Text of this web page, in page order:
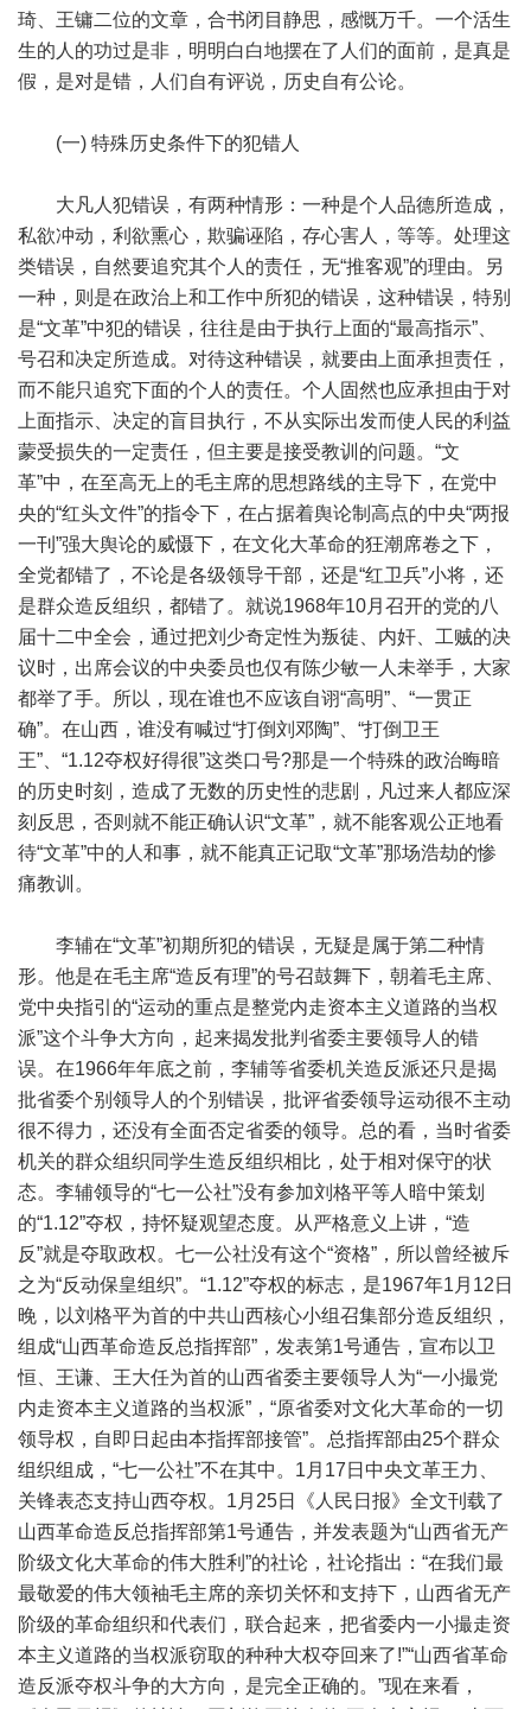
琦、王镛二位的文章，合书闭目静思，感慨万千。一个活生
生的人的功过是非，明明白白地摆在了人们的面前，是真是
假，是对是错，人们自有评说，历史自有公论。
(一) 特殊历史条件下的犯错人
大凡人犯错误，有两种情形：一种是个人品德所造成，
私欲冲动，利欲熏心，欺骗诬陷，存心害人，等等。处理这
类错误，自然要追究其个人的责任，无“推客观”的理由。另
一种，则是在政治上和工作中所犯的错误，这种错误，特别
是“文革”中犯的错误，往往是由于执行上面的“最高指示”、
号召和决定所造成。对待这种错误，就要由上面承担责任，
而不能只追究下面的个人的责任。个人固然也应承担由于对
上面指示、决定的盲目执行，不从实际出发而使人民的利益
蒙受损失的一定责任，但主要是接受教训的问题。“文
革”中，在至高无上的毛主席的思想路线的主导下，在党中
央的“红头文件”的指令下，在占据着舆论制高点的中央“两报
一刊”强大舆论的威慑下，在文化大革命的狂潮席卷之下，
全党都错了，不论是各级领导干部，还是“红卫兵”小将，还
是群众造反组织，都错了。就说1968年10月召开的党的八
届十二中全会，通过把刘少奇定性为叛徒、内奸、工贼的决
议时，出席会议的中央委员也仅有陈少敏一人未举手，大家
都举了手。所以，现在谁也不应该自诩“高明”、“一贯正
确”。在山西，谁没有喊过“打倒刘邓陶”、“打倒卫王
王”、“1.12夺权好得很”这类口号?那是一个特殊的政治晦暗
的历史时刻，造成了无数的历史性的悲剧，凡过来人都应深
刻反思，否则就不能正确认识“文革”，就不能客观公正地看
待“文革”中的人和事，就不能真正记取“文革”那场浩劫的惨
痛教训。
李辅在“文革”初期所犯的错误，无疑是属于第二种情
形。他是在毛主席“造反有理”的号召鼓舞下，朝着毛主席、
党中央指引的“运动的重点是整党内走资本主义道路的当权
派”这个斗争大方向，起来揭发批判省委主要领导人的错
误。在1966年年底之前，李辅等省委机关造反派还只是揭
批省委个别领导人的个别错误，批评省委领导运动很不主动
很不得力，还没有全面否定省委的领导。总的看，当时省委
机关的群众组织同学生造反组织相比，处于相对保守的状
态。李辅领导的“七一公社”没有参加刘格平等人暗中策划
的“1.12”夺权，持怀疑观望态度。从严格意义上讲，“造
反”就是夺取政权。七一公社没有这个“资格”，所以曾经被斥
之为“反动保皇组织”。“1.12”夺权的标志，是1967年1月12日
晚，以刘格平为首的中共山西核心小组召集部分造反组织，
组成“山西革命造反总指挥部”，发表第1号通告，宣布以卫
恒、王谦、王大任为首的山西省委主要领导人为“一小撮党
内走资本主义道路的当权派”，“原省委对文化大革命的一切
领导权，自即日起由本指挥部接管”。总指挥部由25个群众
组织组成，“七一公社”不在其中。1月17日中央文革王力、
关锋表态支持山西夺权。1月25日《人民日报》全文刊载了
山西革命造反总指挥部第1号通告，并发表题为“山西省无产
阶级文化大革命的伟大胜利”的社论，社论指出：“在我们最
最敬爱的伟大领袖毛主席的亲切关怀和支持下，山西省无产
阶级的革命组织和代表们，联合起来，把省委内一小撮走资
本主义道路的当权派窃取的种种大权夺回来了!”“山西省革命
造反派夺权斗争的大方向，是完全正确的。”现在来看，